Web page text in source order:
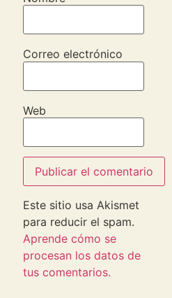
Correo electrónico
Web
Este sitio usa Akismet
para reducir el spam.
Aprende cómo se
procesan los datos de
tus comentarios.